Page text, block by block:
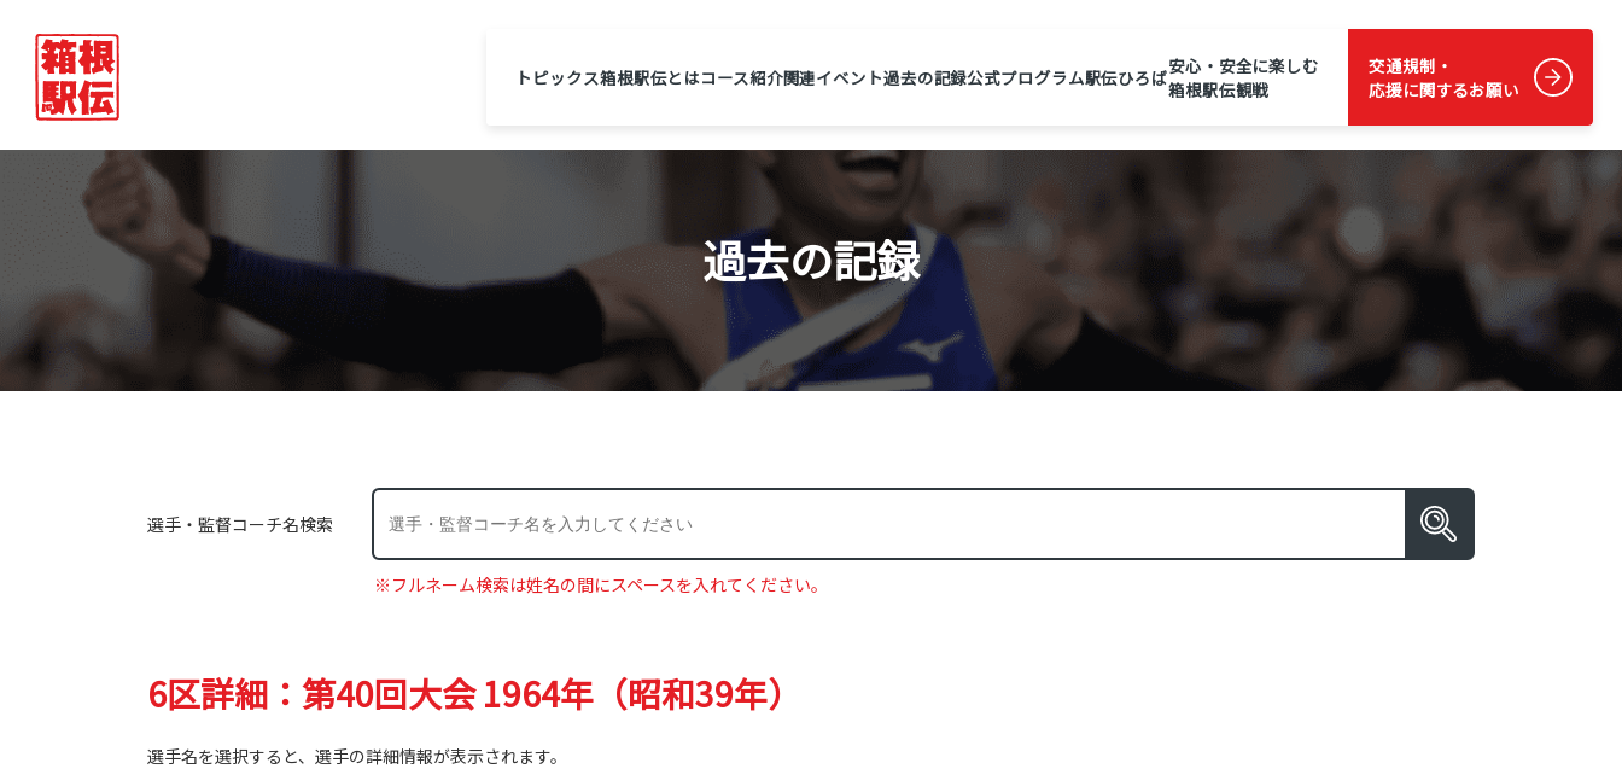
トピックス箱根駅伝とはコース紹介関連イベント過去の記録公式プログラム駅伝ひろば安心・安全に楽しむ
箱根駅伝観戦
交通規制・
応援に関するお願い
過去の記録
選手・監督コーチ名検索
※フルネーム検索は姓名の間にスペースを入れてください。
6区詳細：第40回大会 1964年（昭和39年）
選手名を選択すると、選手の詳細情報が表示されます。